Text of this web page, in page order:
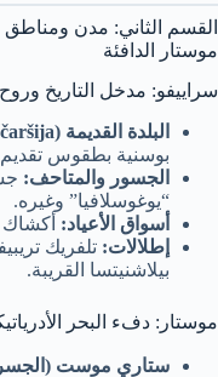
القسم الثاني: مدن
موستار الدافئة
سراييفو: مدخل التاريخ
البلدة القديمة (Baščaršija):
بوسنية بطقوس تقديم
الجسور والمتاحف:
“يوغوسلافيا” وغيره.
أسواق الأعياد:
إطلالات: تلفريك
بيلاشنيتسا القريبة.
موستار: دفء البحر
ستاري موست (الجسر